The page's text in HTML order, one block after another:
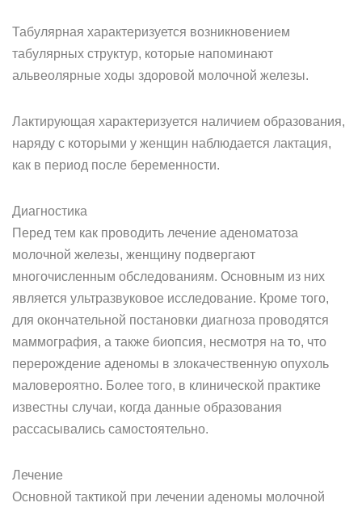
Табулярная характеризуется возникновением
табулярных структур, которые напоминают
альвеолярные ходы здоровой молочной железы.
Лактирующая характеризуется наличием образования,
наряду с которыми у женщин наблюдается лактация,
как в период после беременности.
Диагностика
Перед тем как проводить лечение аденоматоза
молочной железы, женщину подвергают
многочисленным обследованиям. Основным из них
является ультразвуковое исследование. Кроме того,
для окончательной постановки диагноза проводятся
маммография, а также биопсия, несмотря на то, что
перерождение аденомы в злокачественную опухоль
маловероятно. Более того, в клинической практике
известны случаи, когда данные образования
рассасывались самостоятельно.
Лечение
Основной тактикой при лечении аденомы молочной